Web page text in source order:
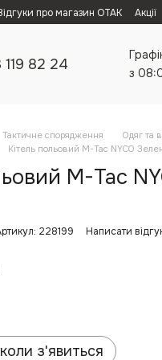
про магазин ОТАК Акції
82 24
з
Тактичне спорядження Одяг та
Кітель польовий M-Tac NYCO
M-Tac
228199 Написати
з'явиться